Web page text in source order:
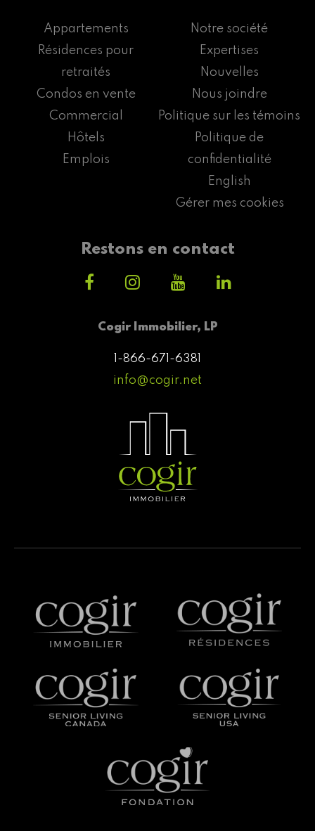
Cogir Immobilier, LP
1-866-671-6381
info@cogir.net
Appartements
Résidences pour
retraités
Condos en vente
Commercial
Hôtels
Emplois
Notre société
Expertises
Nouvelles
Nous joindre
Politique sur les témoins
Politique de
confidentialité
English
Gérer mes cookies
Restons en contact